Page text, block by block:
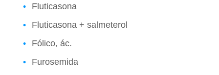
Fluticasona
Fluticasona + salmeterol
Fólico, ác.
Furosemida